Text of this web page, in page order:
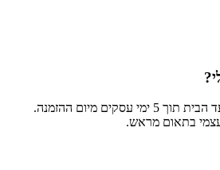
החבילות מגיעות עם שליח עד הבית תוך 5 ימי עסקים מיום ההזמנה.
בתאום מראש.